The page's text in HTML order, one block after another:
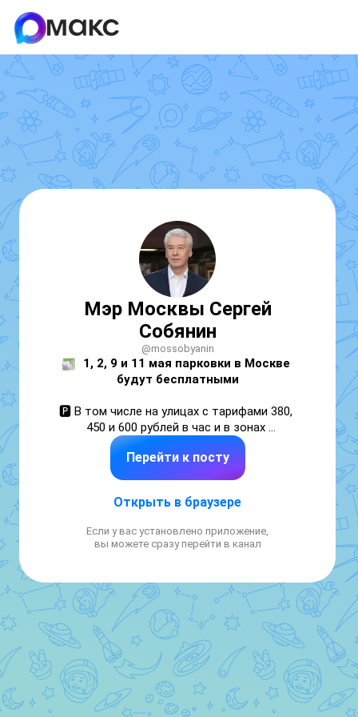
Мэр Москвы Сергей
Собянин
@mossobyanin
1, 2, 9 и 11 мая парковки в Москве
будут бесплатными
🅿️ В том числе на улицах с тарифами 380,
450 и 600 рублей в час и в зонах
динамического тарифа.
3 и 10 мая бесплатно везде, кроме зон
380, 450 и 600 рублей в час.
▶ Парковки со шлагбаумом работают в
Перейти к посту
Открыть в браузере
Если у вас установлено приложение,
вы можете сразу перейти в канал